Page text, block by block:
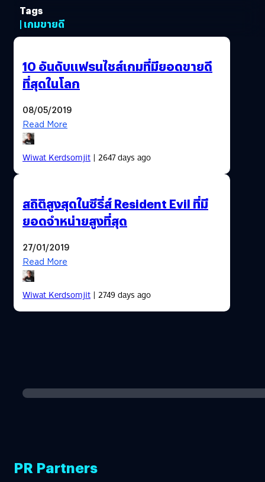
Tags
| เกมขายดี
10 อันดับแฟรนไชส์เกมที่มียอดขายดี
ที่สุดในโลก
08/05/2019
Read More
Wiwat Kerdsomjit| 2647 days ago
สถิติสูงสุดในซีรี่ส์ Resident Evil ที่มี
ยอดจำหน่ายสูงที่สุด
27/01/2019
Read More
Wiwat Kerdsomjit| 2749 days ago
PR Partners